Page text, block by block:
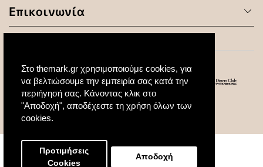
Στο themark.gr χρησιμοποιούμε cookies, για
να βελτιώσουμε την εμπειρία σας κατά την
περιήγησή σας. Κάνοντας κλικ στο
"Αποδοχή", αποδέχεστε τη χρήση όλων των
cookies.
Προτιμήσεις
Cookies
Αποδοχή
Επικοινωνία
© 2020 All Rights Reserved. Created by